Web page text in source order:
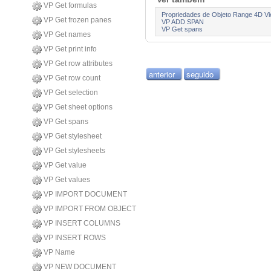
VP Get formulas
VP Get frozen panes
VP Get names
VP Get print info
VP Get row attributes
VP Get row count
VP Get selection
VP Get sheet options
VP Get spans
VP Get stylesheet
VP Get stylesheets
VP Get value
VP Get values
VP IMPORT DOCUMENT
VP IMPORT FROM OBJECT
VP INSERT COLUMNS
VP INSERT ROWS
VP Name
VP NEW DOCUMENT
Propriedades de Objeto Range 4D
VP ADD SPAN
VP Get spans
anterior seguido